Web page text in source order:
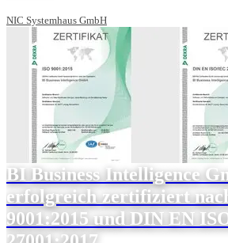
NIC Systemhaus GmbH
BI Business Intelligence
erfolgreich zertifiziert
9001:2015 und DIN EN